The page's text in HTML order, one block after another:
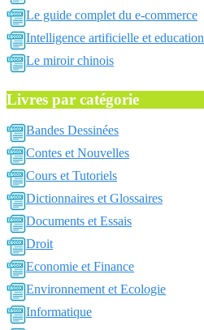
Le guide complet du e-commerce
Intelligence artificielle et education
Le miroir chinois
Livres par catégorie
Bandes Dessinées
Contes et Nouvelles
Cours et Tutoriels
Dictionnaires et Glossaires
Documents et Essais
Droit
Economie et Finance
Environnement et Ecologie
Informatique